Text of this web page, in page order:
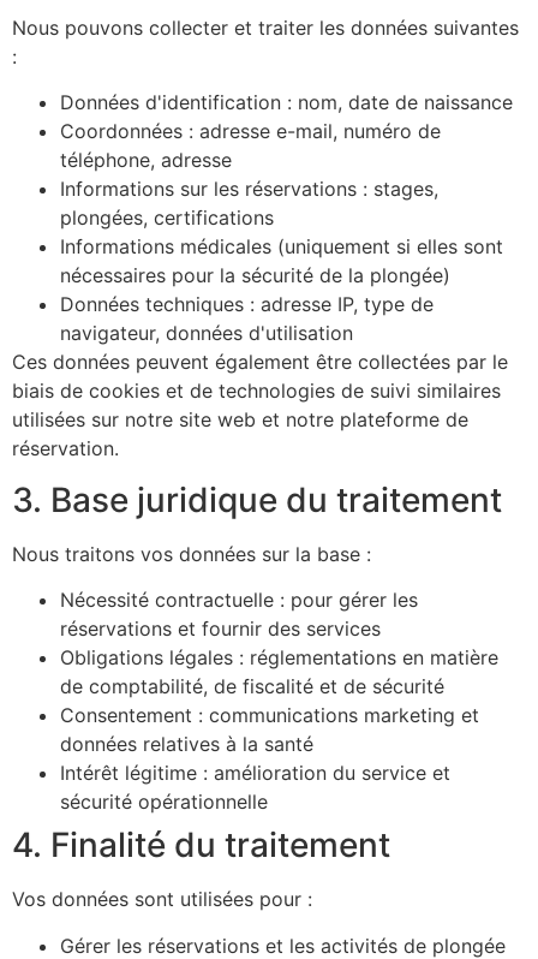
Nous pouvons collecter et traiter les données suivantes
:
Données d'identification : nom, date de naissance
Coordonnées : adresse e-mail, numéro de
téléphone, adresse
Informations sur les réservations : stages,
plongées, certifications
Informations médicales (uniquement si elles sont
nécessaires pour la sécurité de la plongée)
Données techniques : adresse IP, type de
navigateur, données d'utilisation
Ces données peuvent également être collectées par le
biais de cookies et de technologies de suivi similaires
utilisées sur notre site web et notre plateforme de
réservation.
3. Base juridique du traitement
Nous traitons vos données sur la base :
Nécessité contractuelle : pour gérer les
réservations et fournir des services
Obligations légales : réglementations en matière
de comptabilité, de fiscalité et de sécurité
Consentement : communications marketing et
données relatives à la santé
Intérêt légitime : amélioration du service et
sécurité opérationnelle
4. Finalité du traitement
Vos données sont utilisées pour :
Gérer les réservations et les activités de plongée